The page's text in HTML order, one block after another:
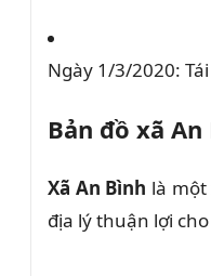
Ngày 1/3/2020:
Bản đồ xã
Xã An Bình là
địa lý thuận lợi